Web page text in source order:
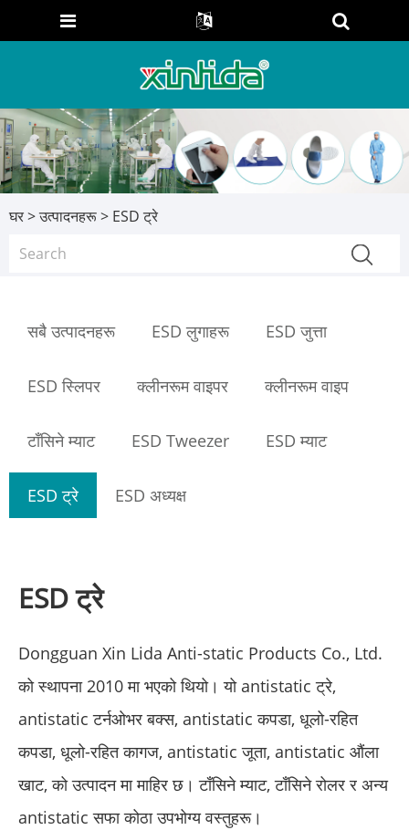
घर>उत्पादनहरू> ESD ट्रे
सबै उत्पादनहरू ESD लुगाहरू ESD जुत्ता
ESD स्लिपर क्लीनरूम वाइपर क्लीनरूम वाइप
टाँसिने म्याट ESD Tweezer ESD म्याट
ESD ट्रे ESD अध्यक्ष
ESD ट्रे
Dongguan Xin Lida Anti-static Products Co., Ltd.
को स्थापना 2010 मा भएको थियो। यो antistatic ट्रे,
antistatic टर्नओभर बक्स, antistatic कपडा, धूलो-रहित
कपडा, धूलो-रहित कागज, antistatic जूता, antistatic औंला
खाट, को उत्पादन मा माहिर छ। टाँसिने म्याट, टाँसिने रोलर र अन्य
antistatic सफा कोठा उपभोग्य वस्तुहरू।